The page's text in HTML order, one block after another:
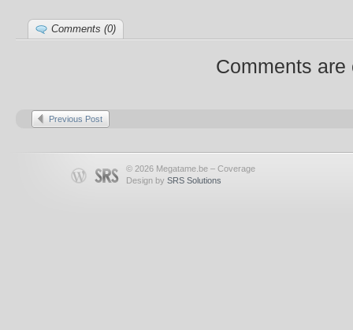
Comments (0)
Comments are
Previous Post
© 2026 Megatame.be – Coverage
Design by SRS Solutions